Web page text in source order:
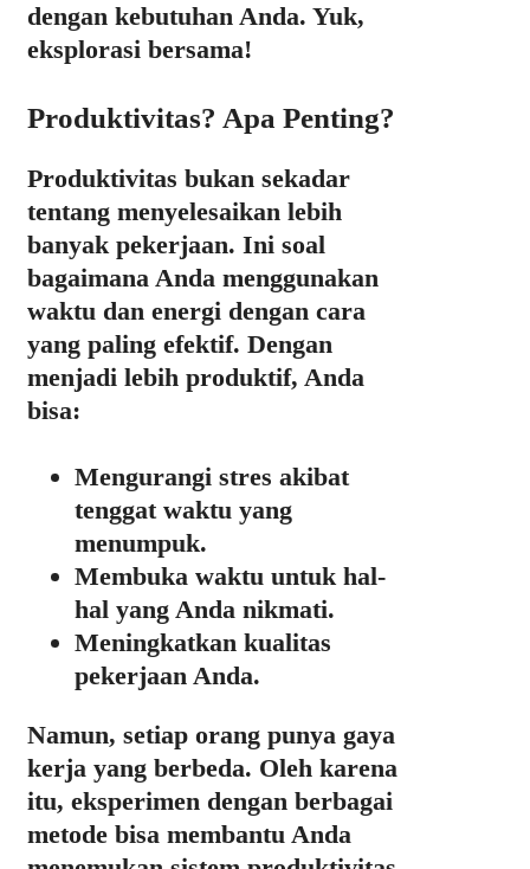
dengan kebutuhan Anda. Yuk,
eksplorasi bersama!
Produktivitas? Apa Penting?
Produktivitas bukan sekadar
tentang menyelesaikan lebih
banyak pekerjaan. Ini soal
bagaimana Anda menggunakan
waktu dan energi dengan cara
yang paling efektif. Dengan
menjadi lebih produktif, Anda
bisa:
Mengurangi stres akibat
tenggat waktu yang
menumpuk.
Membuka waktu untuk hal-
hal yang Anda nikmati.
Meningkatkan kualitas
pekerjaan Anda.
Namun, setiap orang punya gaya
kerja yang berbeda. Oleh karena
itu, eksperimen dengan berbagai
metode bisa membantu Anda